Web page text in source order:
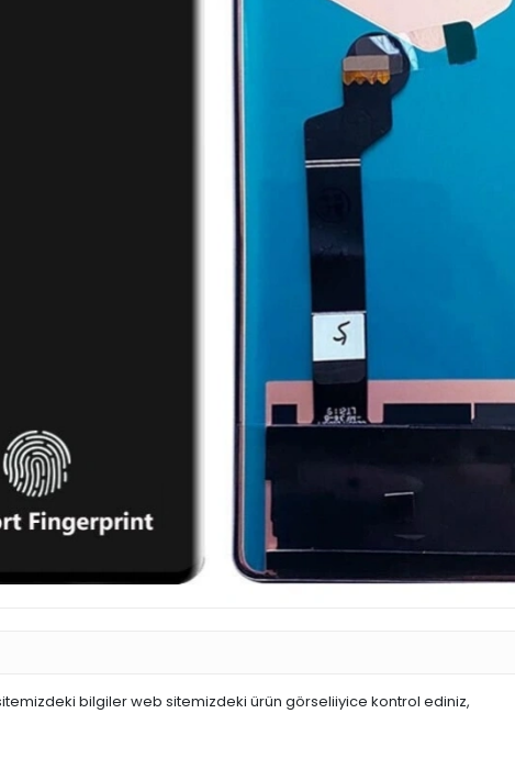
bilgiler web sitemizdeki ürün görseliiyice kontrol ediniz,